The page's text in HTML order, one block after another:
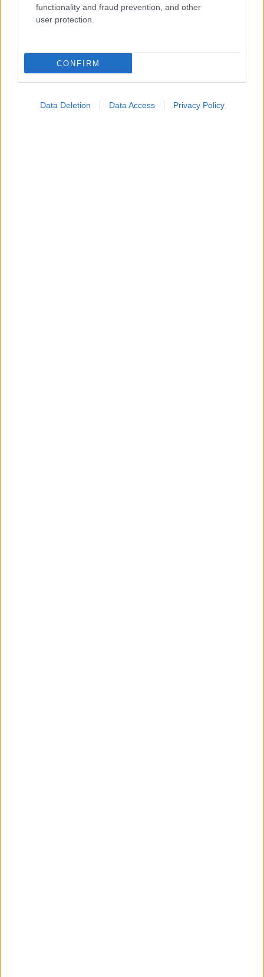
functionality and fraud prevention, and other
user protection.
CONFIRM
Data Deletion Data Access Privacy Policy
ΣΗΜΕΡΑ ΣΤΟ IATRONET.GR